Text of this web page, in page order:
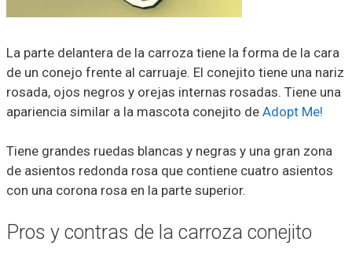
La parte delantera de la carroza tiene la forma de la cara
de un conejo frente al carruaje. El conejito tiene una nariz
rosada, ojos negros y orejas internas rosadas. Tiene una
apariencia similar a la mascota conejito de Adopt Me!
Tiene grandes ruedas blancas y negras y una gran zona
de asientos redonda rosa que contiene cuatro asientos
con una corona rosa en la parte superior.
Pros y contras de la carroza conejito